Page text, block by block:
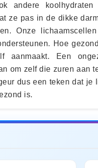
andere
ze pas in de dikke
Onze
Hoe
aanmaakt. Een
om zelf die zuren aan
dus een teken dat je
is.